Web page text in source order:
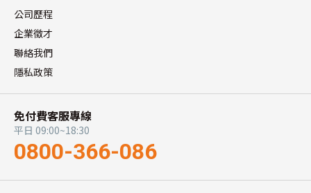
公司歷程
企業徵才
聯絡我們
隱私政策
免付費客服專線
平日 09:00~18:30
0800-366-086